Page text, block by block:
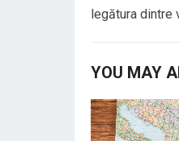
legătura dintre
YOU MAY